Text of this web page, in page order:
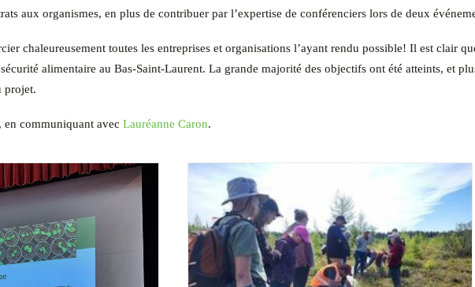
aux organismes, en plus de contribuer par l’expertise de conférenciers lors de deux
chaleureusement toutes les entreprises et organisations l’ayant rendu possible! Il est clair
alimentaire au Bas-Saint-Laurent. La grande majorité des objectifs ont été atteints, et
projet.
communiquant avec Lauréanne Caron.